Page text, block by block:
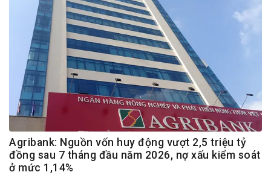
Agribank: Nguồn vốn huy động vượt 2,5 triệu tỷ
đồng sau 7 tháng đầu năm 2026, nợ xấu kiểm soát
ở mức 1,14%